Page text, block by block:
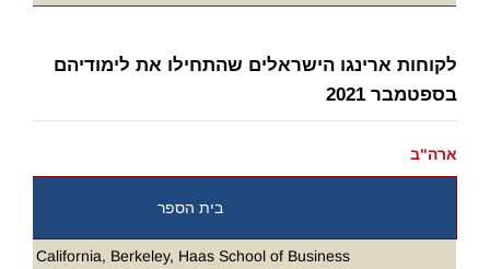
לקוחות ארינגו הישראלים שהתחילו את לימודיהם
בספטמבר 2021
ארה"ב
בית הספר
of California, Berkeley, Haas School of Business